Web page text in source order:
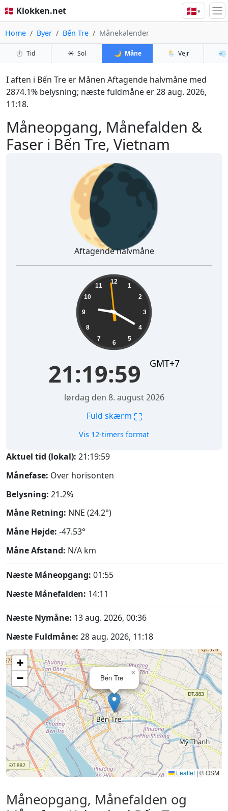
🇩🇰 Klokken.net 🇩🇰▾
Home Byer Bến Tre Månekalender
⏱️ Tid ☀️ Sol 🌙 Måne 🌦️ Vejr 💨
Måneopgang, Månefalden &
Faser i Bến Tre, Vietnam
I aften i Bến Tre er Månen Aftagende halvmåne med
2874.1% belysning; næste fuldmåne er 28 aug. 2026,
11:18.
🌘
Aftagende halvmåne
12
1
2
3
4
5
6
7
8
9
10
11
21:20:00 GMT+7
lørdag den 8. august 2026
Fuld skærm ⛶
Vis 12-timers format
Aktuel tid (lokal): 21:20:00
Månefase: Over horisonten
Belysning: 21.2%
Måne Retning: NNE (24.2°)
Måne Højde: -47.53°
Måne Afstand: N/A km
Næste Måneopgang: 01:55
Næste Månefalden: 14:11
Næste Nymåne: 13 aug. 2026, 00:36
Næste Fuldmåne: 28 aug. 2026, 11:18
Bến Tre
×
+
−
Leaflet | © OSM
Måneopgang, Månefalden og